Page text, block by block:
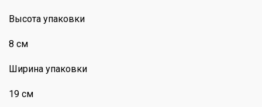
Высота упаковки
8 см
Ширина упаковки
19 см